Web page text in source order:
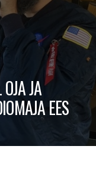
JA
EES